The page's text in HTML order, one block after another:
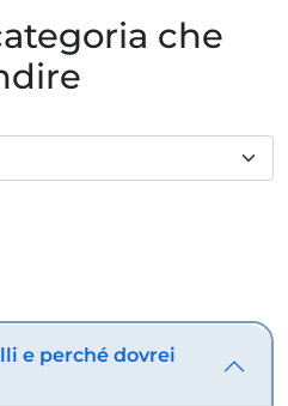
che
e perché dovrei